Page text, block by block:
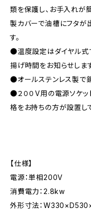
類を保護し、お手入れが
製カバーで油槽にフタが
す。
●温度設定はダイヤル式
揚げ時間をお知らせします
●オールステンレス製で
●２００V用の電源ソケッ
格をお持ちの方が設置して
【仕様】
電源：単相200V
消費電力：2.8kw
外形寸法：